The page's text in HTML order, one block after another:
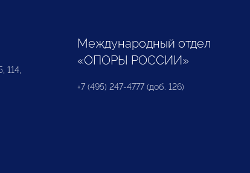
114,
Международный отдел
«ОПОРЫ РОССИИ»
+7 (495) 247-4777 (доб. 126)